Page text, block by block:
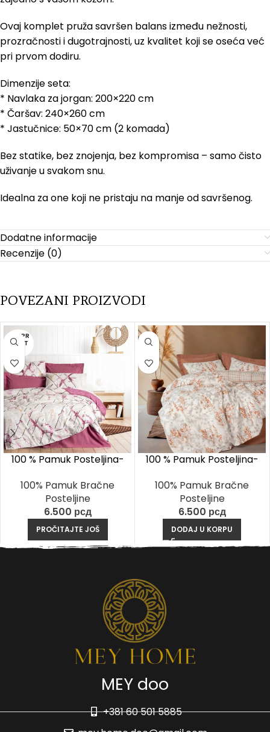
Ovaj komplet pruža savršen balans između nežnosti,
prozračnosti i dugotrajnosti, uz kvalitet koji se oseća već
pri prvom dodiru.
Dimenzije seta:
* Navlaka za jorgan: 200×220 cm
* Čaršav: 240×260 cm
* Jastučnice: 50×70 cm (2 komada)
Bez statike, bez znojenja, bez kompromisa – samo čisto
uživanje u svakom snu.
Idealna za one koji ne pristaju na manje od savršenog.
Dodatne informacije
Recenzije (0)
POVEZANI PROIZVODI
RASPR
ODAT
100 % Pamuk Posteljina-
100% Pamuk Bračne
Posteljine
6.500 рсд
PROČITAJTE JOŠ
100 % Pamuk Posteljina-
100% Pamuk Bračne
Posteljine
6.500 рсд
DODAJ U KORPU
MEY doo
+381 60 501 5885